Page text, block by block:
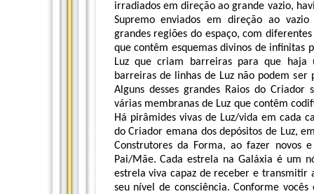
irradiados em direção ao grande vazio,
Supremo enviados em direção ao vazio
grandes regiões do espaço, com
que contêm esquemas divinos de infinitas
Luz que criam barreiras para que haja
barreiras de linhas de Luz não podem ser
Alguns desses grandes Raios do
várias membranas de Luz que contêm
Há pirâmides vivas de Luz/vida em cada
do Criador emana dos depósitos de Luz,
Construtores da Forma, ao fazer novos
Pai/Mãe. Cada estrela na Galáxia é um
estrela viva capaz de receber e transmitir
seu nível de consciência. Conforme